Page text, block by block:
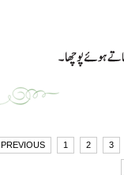
PREVIOUS 1 2 3